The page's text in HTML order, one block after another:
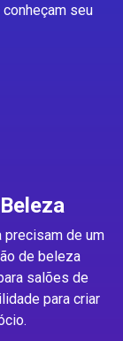
seu
de um
de beleza
salões de
para criar